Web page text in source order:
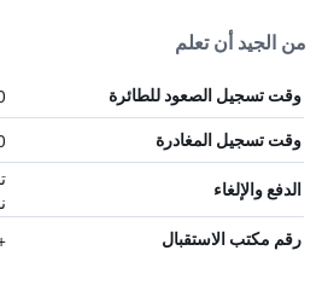
من الجيد أن تعلم
وقت تسجيل الصعود للطائرة
وقت تسجيل المغادرة
الدفع والإلغاء
رقم مكتب الاستقبال 899